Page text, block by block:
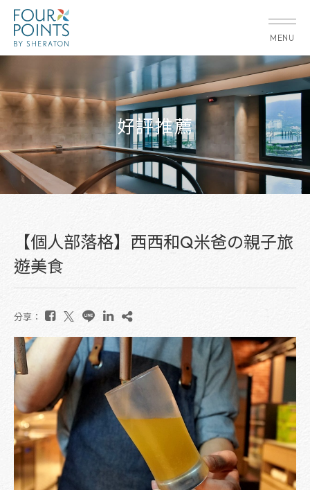
MENU
好評推薦
【個人部落格】西西和Q米爸の親子旅
遊美食
分享：